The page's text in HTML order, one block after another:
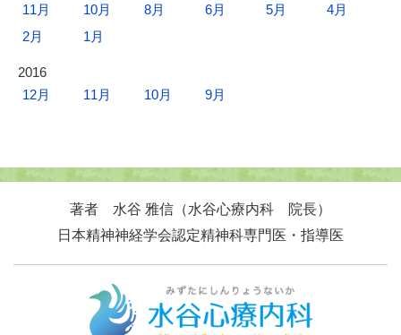
11月
10月 8月 6月 5月
4月
2月
1月
2016
12月
11月 10月 9月
著者 水谷 雅信（水谷心療内科 院長）
日本精神神経学会認定精神科専門医・指導医